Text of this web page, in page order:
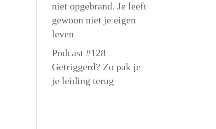
niet opgebrand. Je leeft
gewoon niet je eigen
leven
Podcast #128 –
Getriggerd? Zo pak je
je leiding terug